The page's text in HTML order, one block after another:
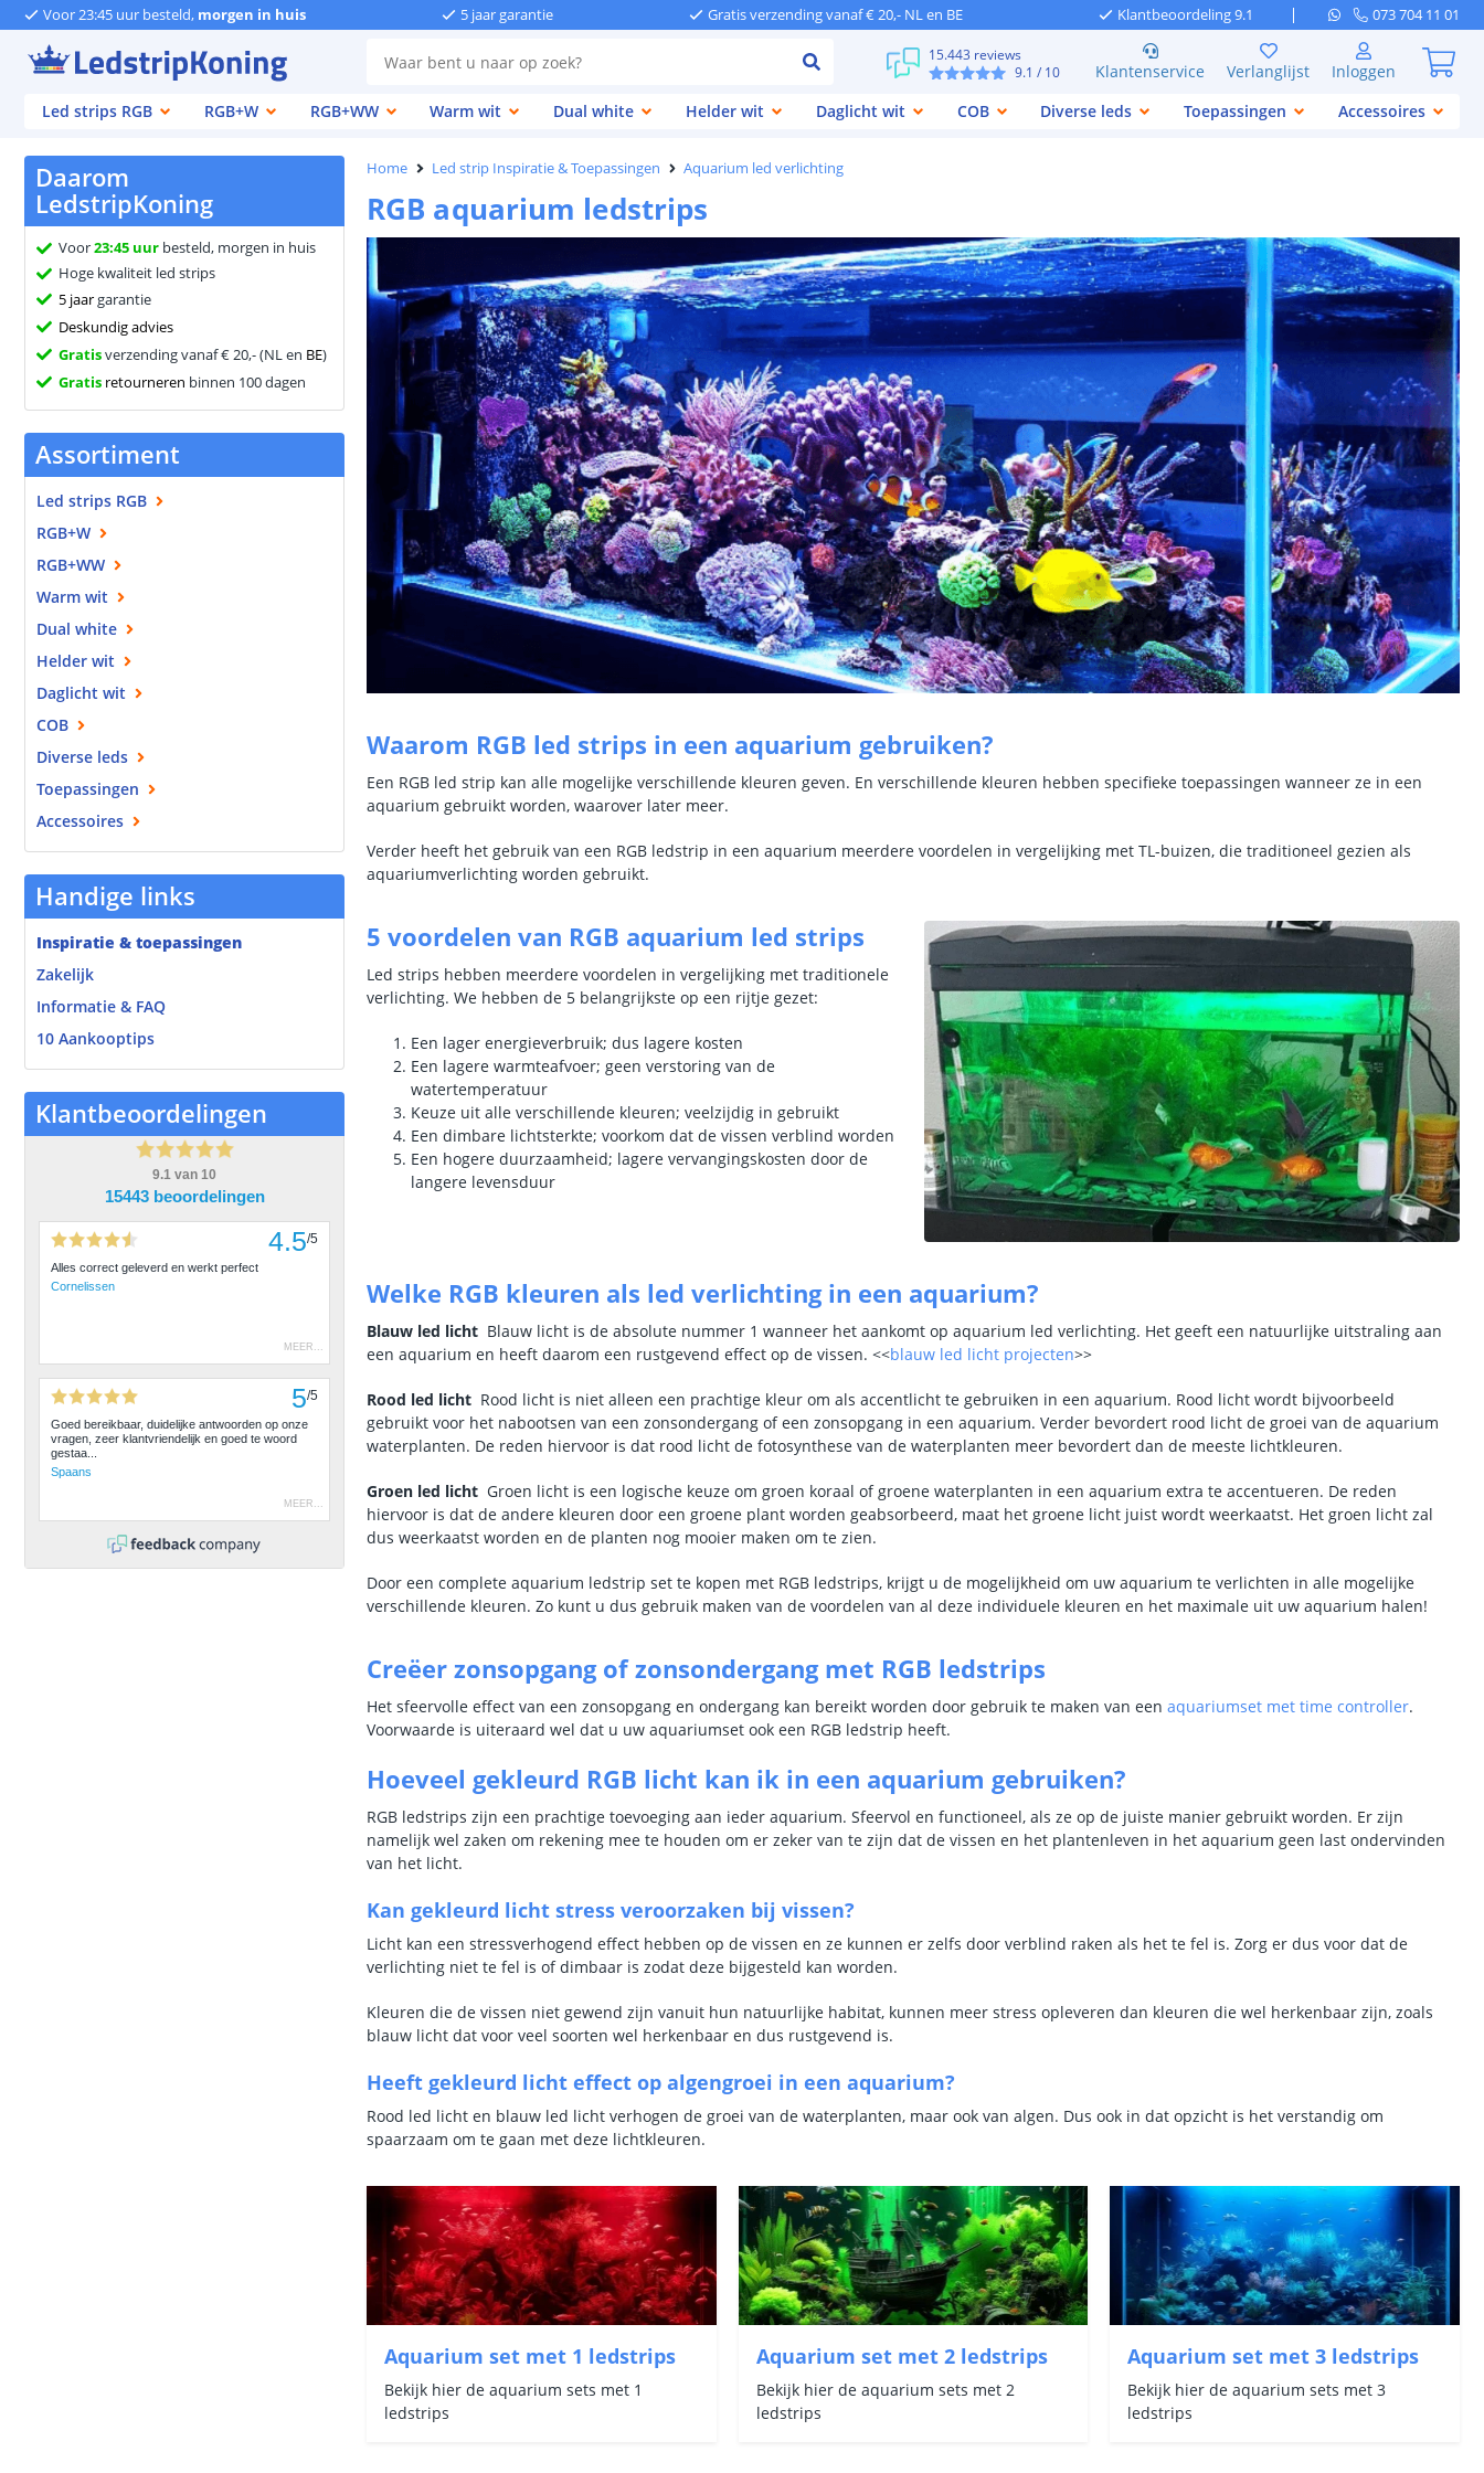
Voor 23:45 uur besteld, morgen in huis 5 jaar garantie Gratis verzending vanaf € 20,- NL en BE Klantbeoordeling 9.1 073 704 11 01
15.443 reviews
9.1 / 10 Klantenservice Verlanglijst
Inloggen
Led strips RGB
RGB+W RGB+WW Warm wit Dual white Helder wit Daglicht wit COB Diverse leds Toepassingen Accessoires
Daarom
LedstripKoning
Voor23:45 uur besteld, morgen in huis
Hoge kwaliteit led strips
5 jaargarantie
Deskundig advies
Gratisverzending vanaf € 20,- (NL en BE)
Gratis retourneren binnen 100 dagen
Assortiment
Led strips RGB
RGB+W
RGB+WW
Warm wit
Dual white
Helder wit
Daglicht wit
COB
Diverse leds
Toepassingen
Accessoires
Handige links
Inspiratie & toepassingen
Zakelijk
Informatie & FAQ
10 Aankooptips
Klantbeoordelingen
9.1 van 10
15443 beoordelingen
4.5/5
Alles correct geleverd en werkt perfect
Cornelissen
MEER ...
5/5
Goed bereikbaar, duidelijke antwoorden op onze
vragen, zeer klantvriendelijk en goed te woord
gestaa...
Spaans
MEER ...
Home Led strip Inspiratie & Toepassingen Aquarium led verlichting
RGB aquarium ledstrips
Waarom RGB led strips in een aquarium gebruiken?
Een RGB led strip kan alle mogelijke verschillende kleuren geven. En verschillende kleuren hebben specifieke toepassingen wanneer ze in een
aquarium gebruikt worden, waarover later meer.
Verder heeft het gebruik van een RGB ledstrip in een aquarium meerdere voordelen in vergelijking met TL-buizen, die traditioneel gezien als
aquariumverlichting worden gebruikt.
5 voordelen van RGB aquarium led strips
Led strips hebben meerdere voordelen in vergelijking met traditionele
verlichting. We hebben de 5 belangrijkste op een rijtje gezet:
Een lager energieverbruik; dus lagere kosten
Een lagere warmteafvoer; geen verstoring van de
watertemperatuur
Keuze uit alle verschillende kleuren; veelzijdig in gebruikt
Een dimbare lichtsterkte; voorkom dat de vissen verblind worden
Een hogere duurzaamheid; lagere vervangingskosten door de
langere levensduur
Welke RGB kleuren als led verlichting in een aquarium?
Blauw led licht Blauw licht is de absolute nummer 1 wanneer het aankomt op aquarium led verlichting. Het geeft een natuurlijke uitstraling aan
een aquarium en heeft daarom een rustgevend effect op de vissen. <<blauw led licht projecten>>
Rood led licht Rood licht is niet alleen een prachtige kleur om als accentlicht te gebruiken in een aquarium. Rood licht wordt bijvoorbeeld
gebruikt voor het nabootsen van een zonsondergang of een zonsopgang in een aquarium. Verder bevordert rood licht de groei van de aquarium
waterplanten. De reden hiervoor is dat rood licht de fotosynthese van de waterplanten meer bevordert dan de meeste lichtkleuren.
Groen led licht Groen licht is een logische keuze om groen koraal of groene waterplanten in een aquarium extra te accentueren. De reden
hiervoor is dat de andere kleuren door een groene plant worden geabsorbeerd, maat het groene licht juist wordt weerkaatst. Het groen licht zal
dus weerkaatst worden en de planten nog mooier maken om te zien.
Door een complete aquarium ledstrip set te kopen met RGB ledstrips, krijgt u de mogelijkheid om uw aquarium te verlichten in alle mogelijke
verschillende kleuren. Zo kunt u dus gebruik maken van de voordelen van al deze individuele kleuren en het maximale uit uw aquarium halen!
Creëer zonsopgang of zonsondergang met RGB ledstrips
Het sfeervolle effect van een zonsopgang en ondergang kan bereikt worden door gebruik te maken van een aquariumset met time controller.
Voorwaarde is uiteraard wel dat u uw aquariumset ook een RGB ledstrip heeft.
Hoeveel gekleurd RGB licht kan ik in een aquarium gebruiken?
RGB ledstrips zijn een prachtige toevoeging aan ieder aquarium. Sfeervol en functioneel, als ze op de juiste manier gebruikt worden. Er zijn
namelijk wel zaken om rekening mee te houden om er zeker van te zijn dat de vissen en het plantenleven in het aquarium geen last ondervinden
van het licht.
Kan gekleurd licht stress veroorzaken bij vissen?
Licht kan een stressverhogend effect hebben op de vissen en ze kunnen er zelfs door verblind raken als het te fel is. Zorg er dus voor dat de
verlichting niet te fel is of dimbaar is zodat deze bijgesteld kan worden.
Kleuren die de vissen niet gewend zijn vanuit hun natuurlijke habitat, kunnen meer stress opleveren dan kleuren die wel herkenbaar zijn, zoals
blauw licht dat voor veel soorten wel herkenbaar en dus rustgevend is.
Heeft gekleurd licht effect op algengroei in een aquarium?
Rood led licht en blauw led licht verhogen de groei van de waterplanten, maar ook van algen. Dus ook in dat opzicht is het verstandig om
spaarzaam om te gaan met deze lichtkleuren.
Aquarium set met 1 ledstrips
Bekijk hier de aquarium sets met 1
ledstrips
Aquarium set met 2 ledstrips
Bekijk hier de aquarium sets met 2
ledstrips
Aquarium set met 3 ledstrips
Bekijk hier de aquarium sets met 3
ledstrips